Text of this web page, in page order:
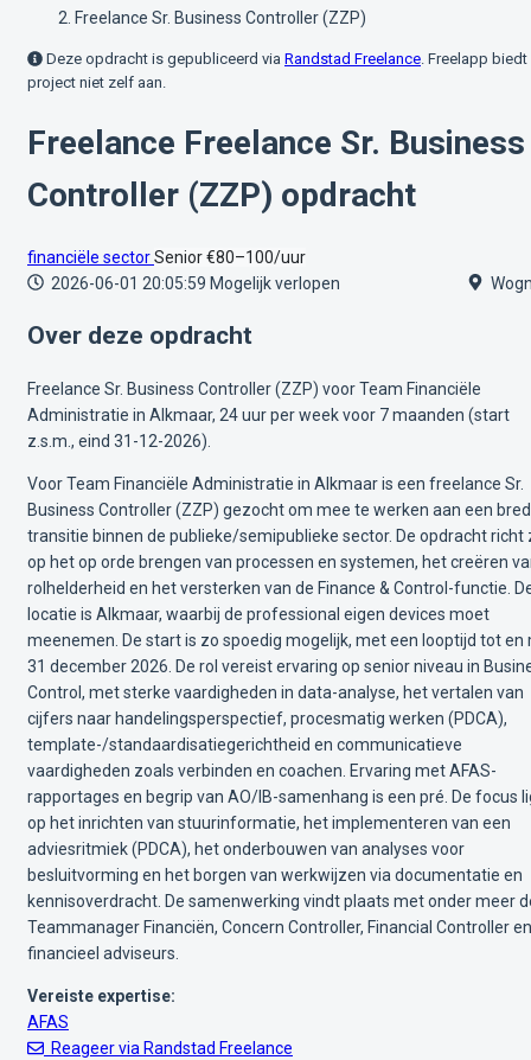
Freelance Sr. Business Controller (ZZP)
Deze opdracht is gepubliceerd via Randstad Freelance. Freelapp
project niet zelf aan.
Freelance Freelance Sr. Business
Controller (ZZP) opdracht
financiële sectorSenior€80–100/uur
2026-06-01 20:05:59 Mogelijk verlopen
Over deze opdracht
Freelance Sr. Business Controller (ZZP) voor Team Financiële
Administratie in Alkmaar, 24 uur per week voor 7 maanden (start
z.s.m., eind 31-12-2026).
Voor Team Financiële Administratie in Alkmaar is een freelance Sr.
Business Controller (ZZP) gezocht om mee te werken aan een
transitie binnen de publieke/semipublieke sector. De opdracht richt
op het op orde brengen van processen en systemen, het creëren
rolhelderheid en het versterken van de Finance & Control-functie.
locatie is Alkmaar, waarbij de professional eigen devices moet
meenemen. De start is zo spoedig mogelijk, met een looptijd tot en
31 december 2026. De rol vereist ervaring op senior niveau in
Control, met sterke vaardigheden in data-analyse, het vertalen van
cijfers naar handelingsperspectief, procesmatig werken (PDCA),
template-/standaardisatiegerichtheid en communicatieve
vaardigheden zoals verbinden en coachen. Ervaring met AFAS-
rapportages en begrip van AO/IB-samenhang is een pré. De focus
op het inrichten van stuurinformatie, het implementeren van een
adviesritmiek (PDCA), het onderbouwen van analyses voor
besluitvorming en het borgen van werkwijzen via documentatie en
kennisoverdracht. De samenwerking vindt plaats met onder meer
Teammanager Financiën, Concern Controller, Financial Controller en
financieel adviseurs.
Vereiste expertise:
AFAS
Reageer via Randstad Freelance